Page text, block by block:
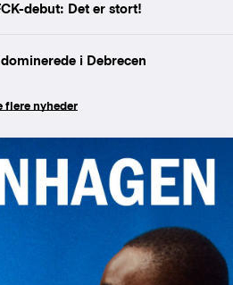
debut: Det er stort!
i Debrecen
flere nyheder